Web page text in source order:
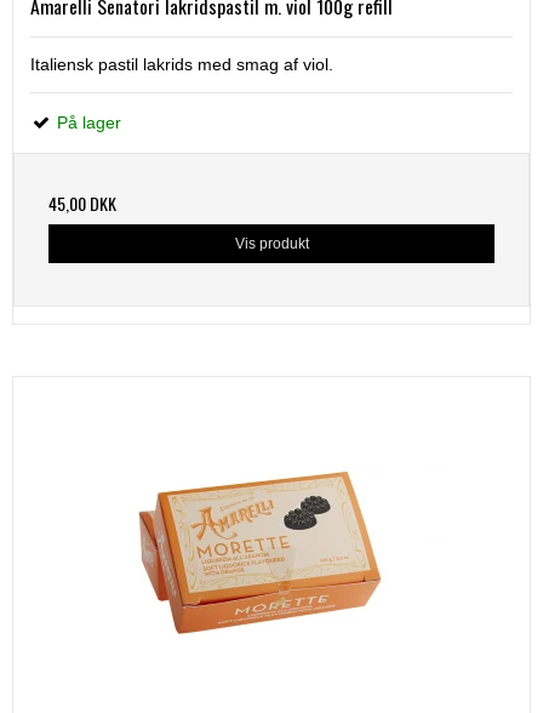
Amarelli Senatori lakridspastil m. viol 100g refill
Italiensk pastil lakrids med smag af viol.
På lager
45,00 DKK
Vis produkt